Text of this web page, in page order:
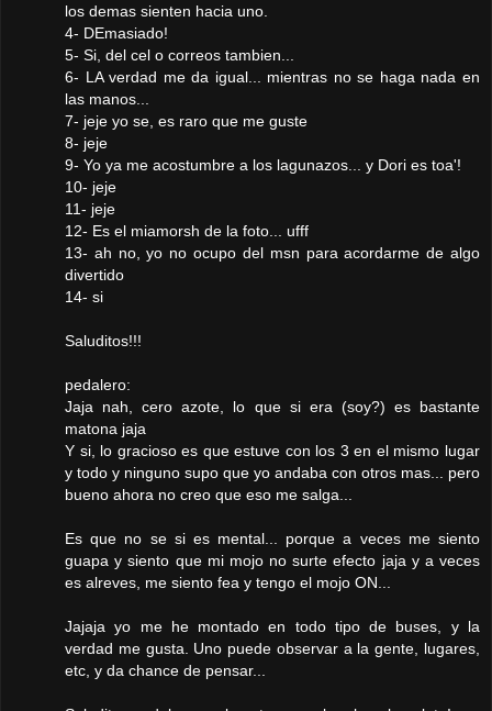
los demas sienten hacia uno.
4- DEmasiado!
5- Si, del cel o correos tambien...
6- LA verdad me da igual... mientras no se haga nada en
las manos...
7- jeje yo se, es raro que me guste
8- jeje
9- Yo ya me acostumbre a los lagunazos... y Dori es toa'!
10- jeje
11- jeje
12- Es el miamorsh de la foto... ufff
13- ah no, yo no ocupo del msn para acordarme de algo
divertido
14- si
Saluditos!!!
pedalero:
Jaja nah, cero azote, lo que si era (soy?) es bastante
matona jaja
Y si, lo gracioso es que estuve con los 3 en el mismo lugar
y todo y ninguno supo que yo andaba con otros mas... pero
bueno ahora no creo que eso me salga...
Es que no se si es mental... porque a veces me siento
guapa y siento que mi mojo no surte efecto jaja y a veces
es alreves, me siento fea y tengo el mojo ON...
Jajaja yo me he montado en todo tipo de buses, y la
verdad me gusta. Uno puede observar a la gente, lugares,
etc, y da chance de pensar...